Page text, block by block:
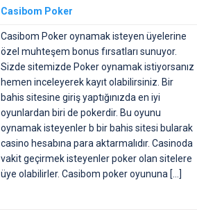
Casibom Poker
Casibom Poker oynamak isteyen üyelerine
özel muhteşem bonus fırsatları sunuyor.
Sizde sitemizde Poker oynamak istiyorsanız
hemen inceleyerek kayıt olabilirsiniz. Bir
bahis sitesine giriş yaptığınızda en iyi
oyunlardan biri de pokerdir. Bu oyunu
oynamak isteyenler b bir bahis sitesi bularak
casino hesabına para aktarmalıdır. Casinoda
vakit geçirmek isteyenler poker olan sitelere
üye olabilirler. Casibom poker oyununa […]